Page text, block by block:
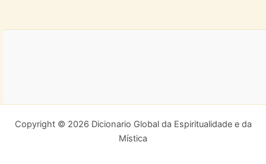
Copyright © 2026 Dicionario Global da Espiritualidade e da
Mística